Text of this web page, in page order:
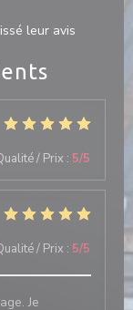
/ Prix : 5/5
/ Prix : 5/5
Je
leur avis